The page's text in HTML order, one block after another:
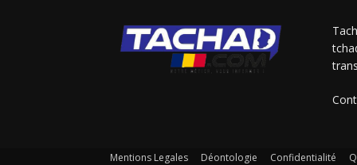
Mentions Legales Déontologie Confidentialité